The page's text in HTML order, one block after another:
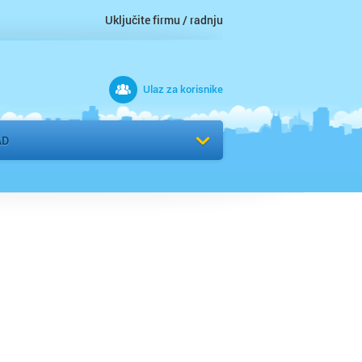
Uključite firmu / radnju
Ulaz za korisnike